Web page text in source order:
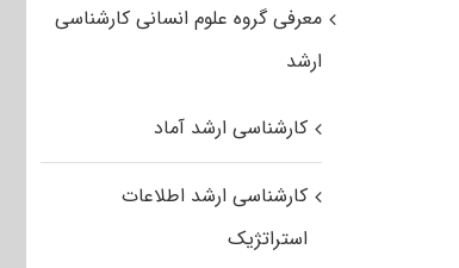
معرفی گروه علوم انسانی کارشناسی
ارشد
کارشناسی ارشد آماد
کارشناسی ارشد اطلاعات
استراتژیک